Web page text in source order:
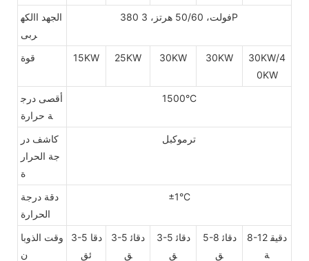
الجهد االكه
ربى
380 فولت، 50/60 هرتز، 3P
قوة 15KW 25KW 30KW 30KW
30KW/4
0KW
أقصى درج
ة حرارة
1500°C
كاشف در
جة الحرار
ة
ترموكبل
دقة درجة
الحرارة
±1°C
وقت الذوبا
ن
3-5 دقا
ئق
3-5 دقائ
ق
3-5 دقائ
ق
5-8 دقائ
ق
8-12 دقيق
ة